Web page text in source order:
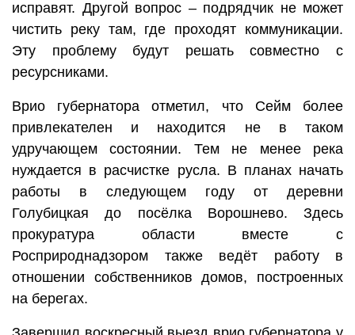
исправят. Другой вопрос – подрядчик не может
чистить реку там, где проходят коммуникации.
Эту проблему будут решать совместно с
ресурсниками.
Врио губернатора отметил, что Сейм более
привлекателен и находится не в таком
удручающем состоянии. Тем не менее река
нуждается в расчистке русла. В планах начать
работы в следующем году от деревни
Голубицкая до посёлка Ворошнево. Здесь
прокуратура области вместе с
Росприроднадзором также ведёт работу в
отношении собственников домов, построенных
на берегах.